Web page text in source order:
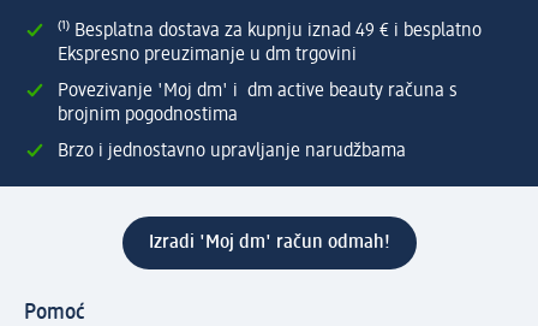
⁽¹⁾ Besplatna dostava za kupnju iznad 49 € i besplatno
Ekspresno preuzimanje u dm trgovini
Povezivanje 'Moj dm' i dm active beauty računa s
brojnim pogodnostima
Brzo i jednostavno upravljanje narudžbama
Izradi 'Moj dm' račun odmah!
Pomoć